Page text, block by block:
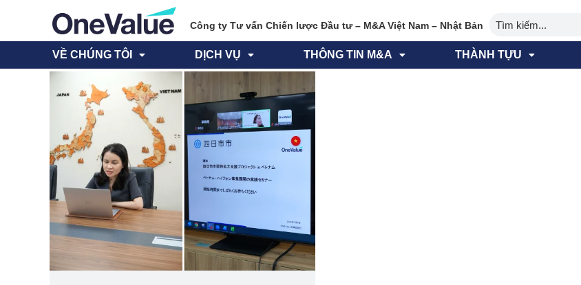
Công ty Tư vấn Chiến lược Đầu tư – M&A Việt Nam – Nhật Bản
VỀ CHÚNG TÔI DỊCH VỤ THÔNG TIN M&A THÀNH TỰU